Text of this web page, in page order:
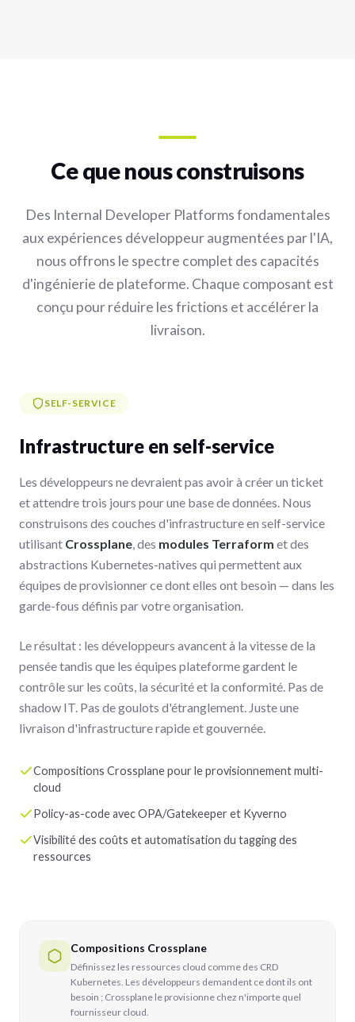
Ce que nous construisons
Des Internal Developer Platforms fondamentales
aux expériences développeur augmentées par l'IA,
nous offrons le spectre complet des capacités
d'ingénierie de plateforme. Chaque composant est
conçu pour réduire les frictions et accélérer la
livraison.
Compositions Crossplane
Définissez les ressources cloud comme des CRD
Kubernetes. Les développeurs demandent ce dont ils ont
besoin ; Crossplane le provisionne chez n'importe quel
fournisseur cloud.
SELF-SERVICE
Infrastructure en self-service
Les développeurs ne devraient pas avoir à créer un ticket
et attendre trois jours pour une base de données. Nous
construisons des couches d'infrastructure en self-service
utilisant Crossplane, des modules Terraform et des
abstractions Kubernetes-natives qui permettent aux
équipes de provisionner ce dont elles ont besoin — dans les
garde-fous définis par votre organisation.
Le résultat : les développeurs avancent à la vitesse de la
pensée tandis que les équipes plateforme gardent le
contrôle sur les coûts, la sécurité et la conformité. Pas de
shadow IT. Pas de goulots d'étranglement. Juste une
livraison d'infrastructure rapide et gouvernée.
Compositions Crossplane pour le provisionnement multi-
cloud
Policy-as-code avec OPA/Gatekeeper et Kyverno
Visibilité des coûts et automatisation du tagging des
ressources